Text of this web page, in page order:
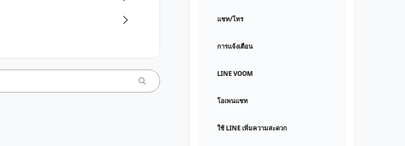
แชท/โทร
การแจ้งเตือน
LINE VOOM
โอเพนแชท
ใช้ LINE เพิ่มความสะดวก